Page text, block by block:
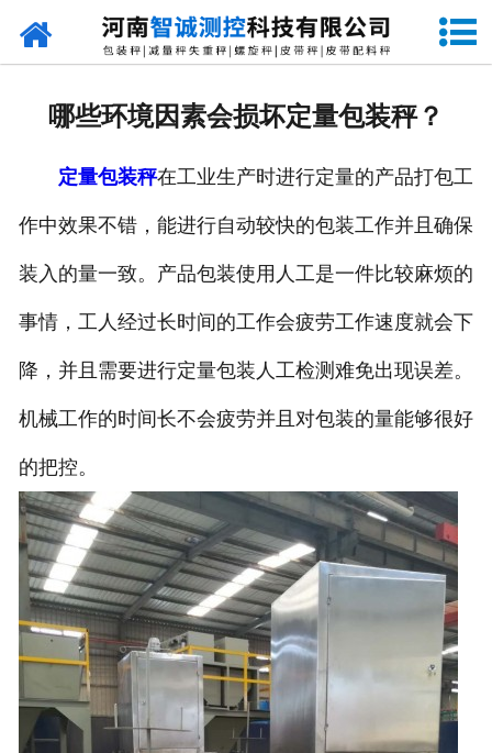
网站首页
设备原理
企业视频
联系我们
哪些环境因素会损坏定量包装秤？
定量包装秤在工业生产时进行定量的产品打包工
作中效果不错，能进行自动较快的包装工作并且确保
装入的量一致。产品包装使用人工是一件比较麻烦的
事情，工人经过长时间的工作会疲劳工作速度就会下
降，并且需要进行定量包装人工检测难免出现误差。
机械工作的时间长不会疲劳并且对包装的量能够很好
的把控。